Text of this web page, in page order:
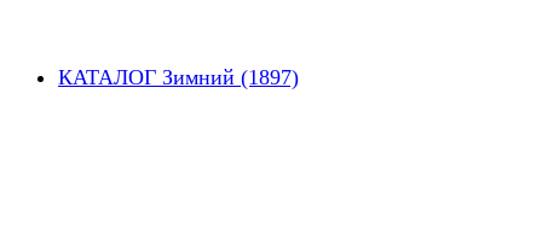
КАТАЛОГ Зимний (1897)